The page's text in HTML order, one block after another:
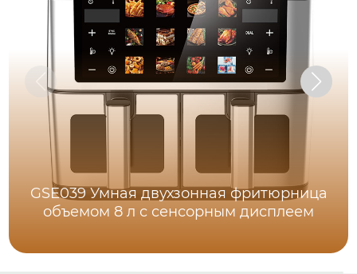
GSE039 Умная двухзонная фритюрница
объемом 8 л с сенсорным дисплеем